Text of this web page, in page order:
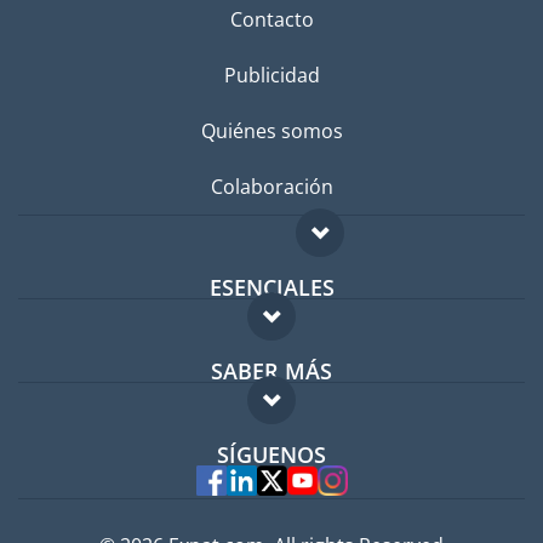
Contacto
Publicidad
Quiénes somos
Colaboración
ESENCIALES
Foro para expatriados
Guía para expatriados
Trabajos en el extranjero
SABER MÁS
FAQ
Expertos
SÍGUENOS